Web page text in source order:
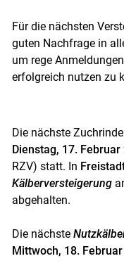
Für die nächsten
guten Nachfrage in
um rege
erfolgreich nutzen zu
Die nächste
Dienstag, 17. Februar
RZV) statt. In
Kälberversteigerung
abgehalten.
Die nächste
Mittwoch, 18.